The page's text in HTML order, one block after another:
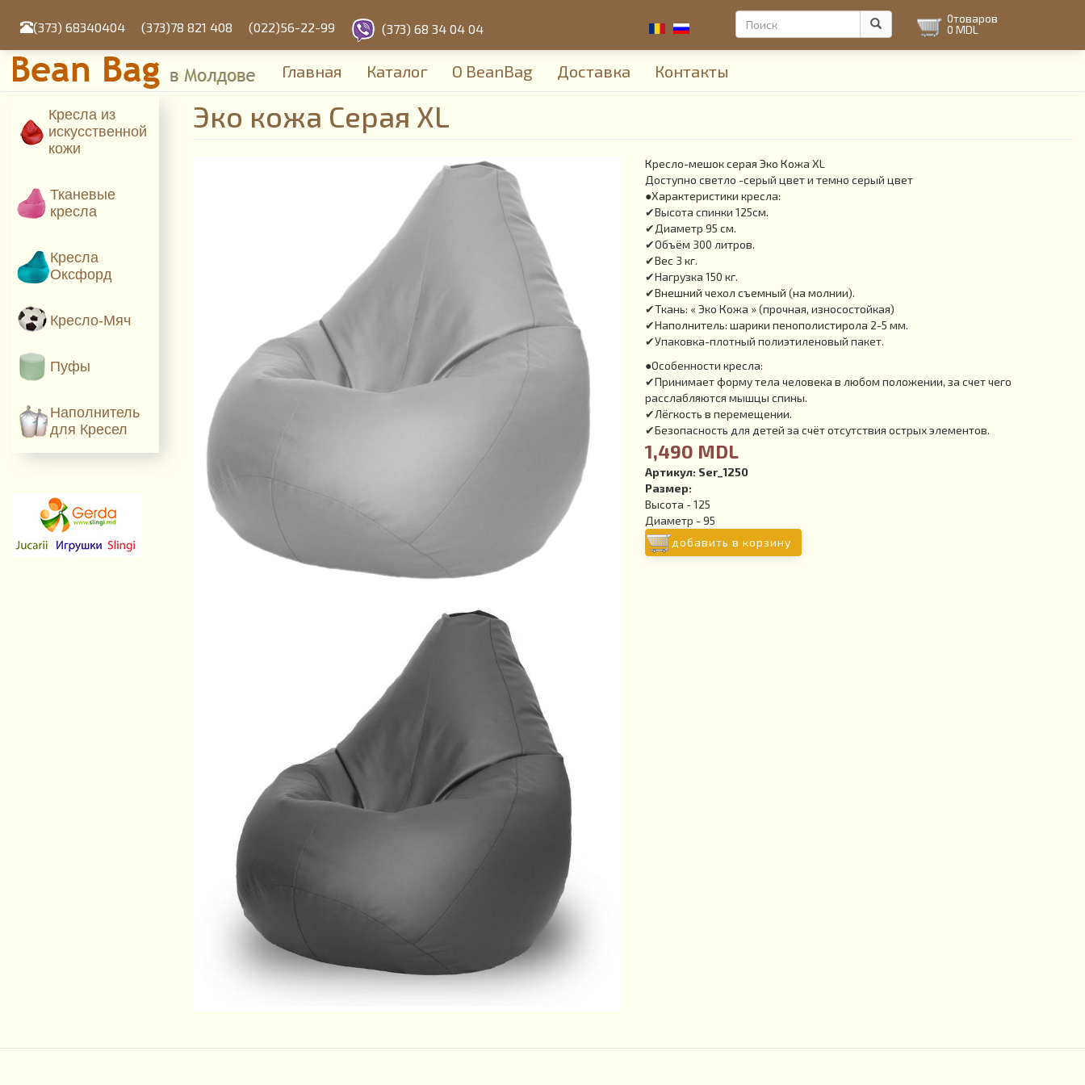
содержанию
(373) 68340404 (373)78 821 408 (022)56-22-99 (373) 68 34 04 04
Форма
поиска
0товаров
0 MDL
Главная Каталог О BeanBag Доставка Контакты
Кресла из
искусcтвенной
кожи
Тканевые
кресла
Кресла
Оксфорд
Кресло-Мяч
Пуфы
Наполнитель
для Кресел
Эко кожа Серая XL
Кресло-мешок серая Эко Кожа XL
Доступно светло -серый цвет и темно серый цвет
●Характеристики кресла:
✔Высота спинки 125см.
✔Диаметр 95 см.
✔Объём 300 литров.
✔Вес 3 кг.
✔Нагрузка 150 кг.
✔Внешний чехол съемный (на молнии).
✔Ткань: « Эко Кожа » (прочная, износостойкая)
✔Наполнитель: шарики пенополистирола 2-5 мм.
✔Упаковка-плотный полиэтиленовый пакет.
●Особенности кресла:
✔Принимает форму тела человека в любом положении, за счет чего
расслабляются мышцы спины.
✔Лёгкость в перемещении.
✔Безопасность для детей за счёт отсутствия острых элементов.
1,490 MDL
Артикул: Ser_1250
Размер:
Высота - 125
Диаметр - 95
добавить в корзину